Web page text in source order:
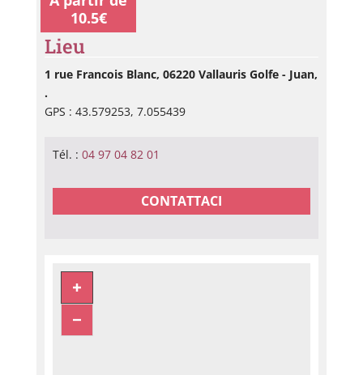
10.5€
Lieu
1 rue Francois Blanc, 06220 Vallauris Golfe - Juan,
.
GPS : 43.579253, 7.055439
Tél. : 04 97 04 82 01
CONTATTACI